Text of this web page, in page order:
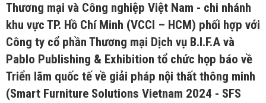
Thương mại và Công nghiệp Việt Nam - chi nhánh
khu vực TP. Hồ Chí Minh (VCCI – HCM) phối hợp với
Công ty cổ phần Thương mại Dịch vụ B.I.F.A và
Pablo Publishing & Exhibition tổ chức họp báo về
Triển lãm quốc tế về giải pháp nội thất thông minh
(Smart Furniture Solutions Vietnam 2024 - SFS